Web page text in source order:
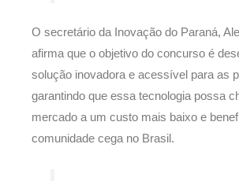
O secretário da Inovação do Paraná,
afirma que o objetivo do concurso é
solução inovadora e acessível para as
garantindo que essa tecnologia possa
mercado a um custo mais baixo e
comunidade cega no Brasil.